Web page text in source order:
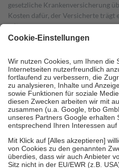
gesetzliche Krankenversicherung
Kosten dafür, der Versicherte trägt
mit.
Grundsätzlich leisten Mitglieder
höchstens zehn Euro.
Es sind
Kosten der Leistung zu entrichten.
Diese Regeln gelten grundsätzlich
Bei Heilmitteln und häuslicher
Zuzahlung zehn Prozent der
Verordnung.
Um das Engagement der
stärken und die besondere Stellung
fallenkeine Zuzahlungenan bei:
• Kindern und Jugendlichen bis
mit Ausnahme der Fahrkosten